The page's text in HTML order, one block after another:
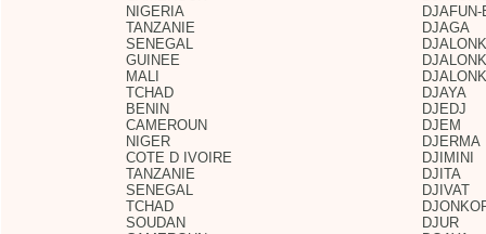
NIGERIA
TANZANIE
DJAGA
SENEGAL
GUINEE
MALI
TCHAD
DJAYA
BENIN
DJEDJ
CAMEROUN
DJEM
NIGER
DJERMA
COTE D IVOIRE
DJIMINI
TANZANIE
DJITA
SENEGAL
DJIVAT
TCHAD
SOUDAN
DJUR